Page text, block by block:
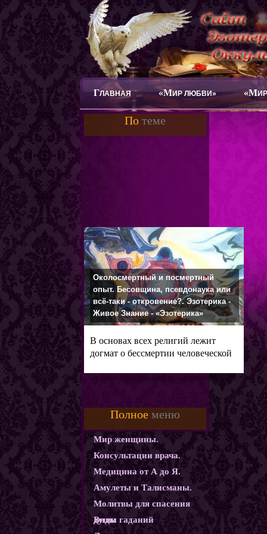
ГЛАВНАЯ «МИР ЛЮБВИ» «М
По теме
Околосмертный и посмертный
опыт. Бесовщина, псевдонаука или
всё-таки - откровение?. Эзотерика -
Живое Знание - «Эзотерика»
В основах всех религий лежит
догмат о бессмертии человеческой
Полное меню
Мир женщины.
Консультации врача.
Медицина от А до Я.
Амулеты и Талисманы.
Молитвы для спасения
души
Виды гаданий